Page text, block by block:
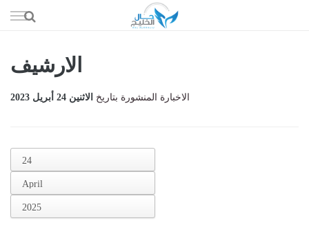
الى
الارشيف
الاخبارة المنشورة بتاريخ الاثنين 24 أبريل 2023